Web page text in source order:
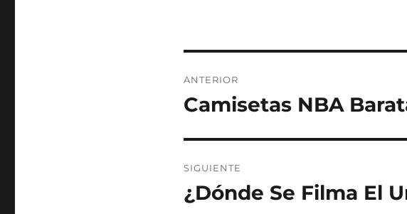
de
ANTERIOR
Entrada
Camisetas NBA
SIGUIENTE
Entrada
¿Dónde Se Filma El